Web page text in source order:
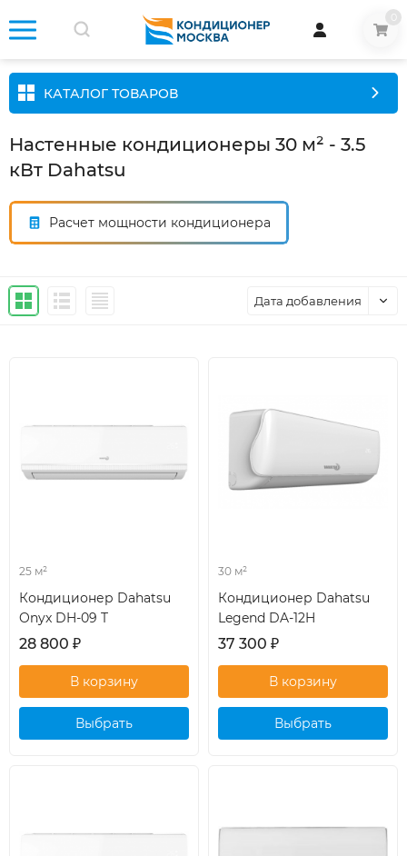
КАТАЛОГ ТОВАРОВ
Настенные кондиционеры 30 м² - 3.5
кВт Dahatsu
Расчет мощности кондиционера
Дата добавления
25 м²
Кондиционер Dahatsu
Onyx DH-09 T
28 800 ₽
Выбрать
30 м²
Кондиционер Dahatsu
Legend DA-12H
37 300 ₽
Выбрать